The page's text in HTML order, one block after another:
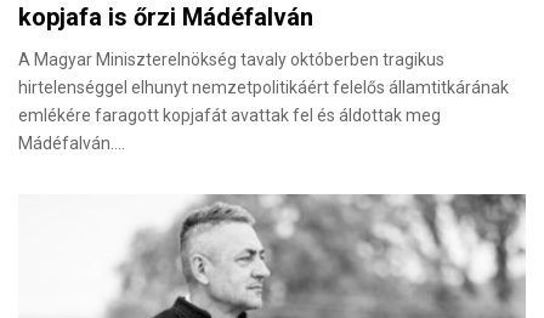
kopjafa is őrzi Mádéfalván
A Magyar Miniszterelnökség tavaly októberben tragikus
hirtelenséggel elhunyt nemzetpolitikáért felelős államtitkárának
emlékére faragott kopjafát avattak fel és áldottak meg
Mádéfalván.…